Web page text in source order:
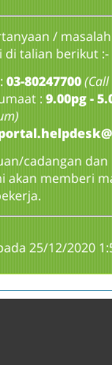
/
di talian berikut :-
03-80247700(Call
: 9.00pg -
cadangan
akan memberi
25/12/2020